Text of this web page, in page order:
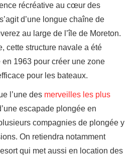
récréative au cœur des
d’une longue chaîne de
au large de l’île de Moreton.
cette structure navale a été
1963 pour créer une zone
pour les bateaux.
l’une des merveilles les plus
escapade plongée en
compagnies de plongée y
On retiendra notamment
qui met aussi en location des